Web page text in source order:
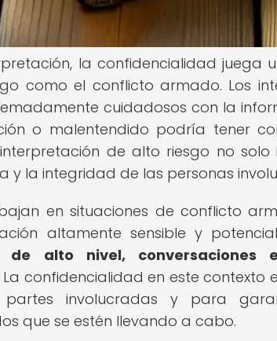
la confidencialidad juega
como el conflicto armado. Los
cuidadosos con la
o malentendido podría tener
de alto riesgo no solo
y la integridad de las personas
en situaciones de conflicto
altamente sensible y
de alto nivel, conversaciones
La confidencialidad en este
involucradas y para
que se estén llevando a cabo.